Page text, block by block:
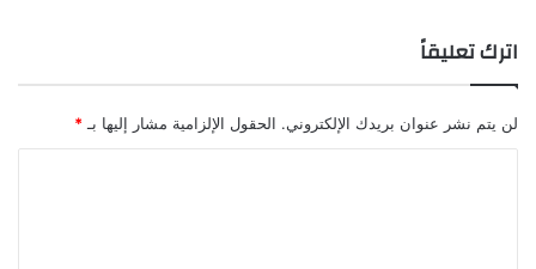
ر
ة
خ
اترك تعليقاً
لن يتم نشر عنوان بريدك الإلكتروني. الحقول الإلزامية مشار إليها بـ *